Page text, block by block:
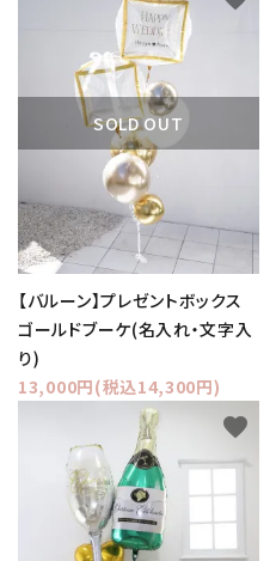
SOLD OUT
【バルーン】プレゼントボックス
ゴールドブーケ(名入れ・文字入
り)
13,000円(税込14,300円)
favorite